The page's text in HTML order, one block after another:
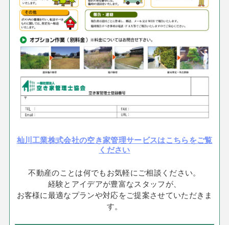
杣川工業株式会社の空き家管理サービスはこちらをご覧
ください
不動産のことは何でもお気軽にご相談ください。
経験とアイデアが豊富なスタッフが、
お客様に最適なプランや対応をご提案させていただきま
す。